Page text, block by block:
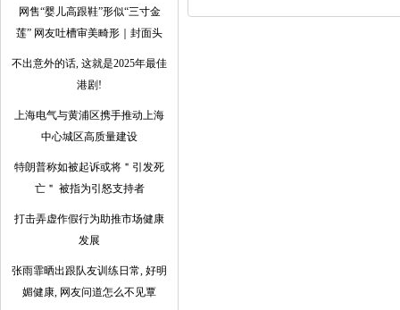
网售“婴儿高跟鞋”形似“三寸金
莲” 网友吐槽审美畸形｜封面头
不出意外的话, 这就是2025年最佳
港剧!
上海电气与黄浦区携手推动上海
中心城区高质量建设
特朗普称如被起诉或将＂引发死
亡＂ 被指为引怒支持者
打击弄虚作假行为助推市场健康
发展
张雨霏晒出跟队友训练日常, 好明
媚健康, 网友问道怎么不见覃